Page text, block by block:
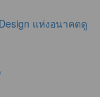
แห่งอนาคตดู